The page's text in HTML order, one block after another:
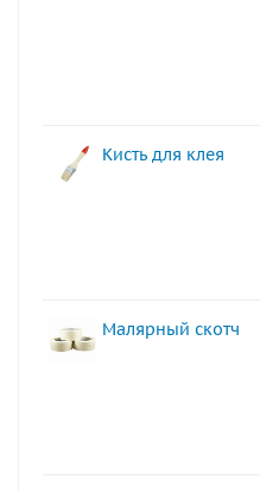
Кисть для клея
Малярный скотч